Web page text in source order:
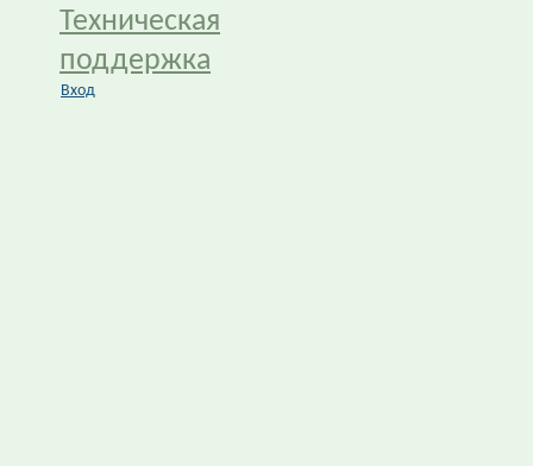
Техническая
поддержка
Вход